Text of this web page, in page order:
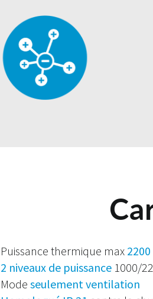
Puissance thermique max 2200
2 niveaux de puissance 1000/
Mode seulement ventilation